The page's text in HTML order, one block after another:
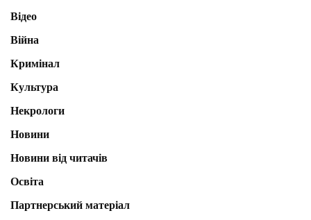
Відео
Війна
Кримінал
Культура
Некрологи
Новини
Новини від читачів
Освіта
Партнерський матеріал